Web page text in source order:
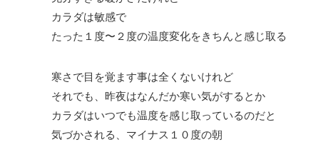
カラダは敏感で
たった１度〜２度の温度変化をきちんと感じ取る
寒さで目を覚ます事は全くないけれど
それでも、昨夜はなんだか寒い気がするとか
カラダはいつでも温度を感じ取っているのだと
気づかされる、マイナス１０度の朝